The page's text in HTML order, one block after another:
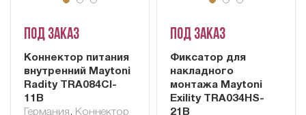
Под заказ
Коннектор питания
внутренний Maytoni
Radity TRA084CI-
11B
Германия , Коннектор
Под заказ
Фиксатор для
накладного
монтажа Maytoni
Exility TRA034HS-
21B